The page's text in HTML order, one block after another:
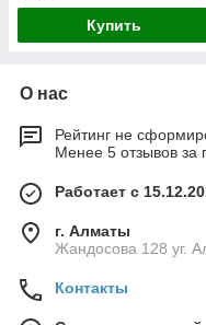
Купить
О нас
Рейтинг не
Менее 5 отзывов за
Работает с
г. Алматы
Жандосова 128 уг.
Контакты